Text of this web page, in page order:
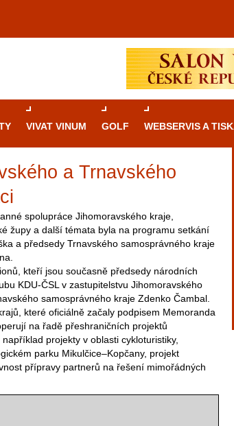
VIVAT VINUM GOLF WEBSERVIS A
a Trnavského
spolupráce Jihomoravského kraje,
župy a další témata byla na programu setkání
a předsedy Trnavského samosprávného kraje
kteří jsou současně předsedy národních
KDU-ČSL v zastupitelstvu Jihomoravského
samosprávného kraje Zdenko Čambal.
které oficiálně začaly podpisem Memoranda
na řadě přeshraničních projektů
projekty v oblasti cykloturistiky,
parku Mikulčice–Kopčany, projekt
přípravy partnerů na řešení mimořádných
kasinovými hrami v Brně: Od
po video automaty
je městem známým pro zajímavé památky, skvělé
divadla a univerzity. Mimo jiné je ale také
kde si můžete legálně a bezpečně vyzkoušet
kasinové hry. V neustále kvetoucí moravské
naleznete širokou nabídku her od klasické
až po moderní automaty jak pro pravidelné